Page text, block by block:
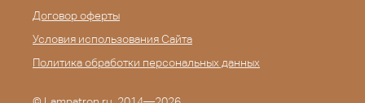
Договор оферты
Условия использования Сайта
Политика обработки персональных данных